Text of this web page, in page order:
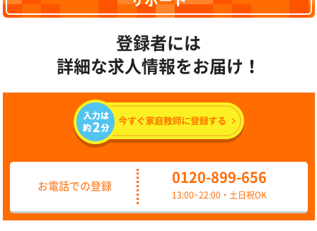
登録者には
詳細な求人情報をお届け！
お電話での登録
0120-899-656
13:00~22:00・土日祝OK